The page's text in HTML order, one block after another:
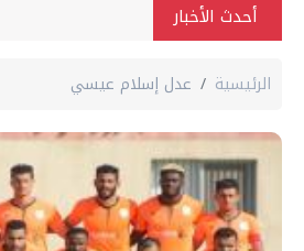
أحدث الأخبار
الرئيسية عدل إسلام عيسي